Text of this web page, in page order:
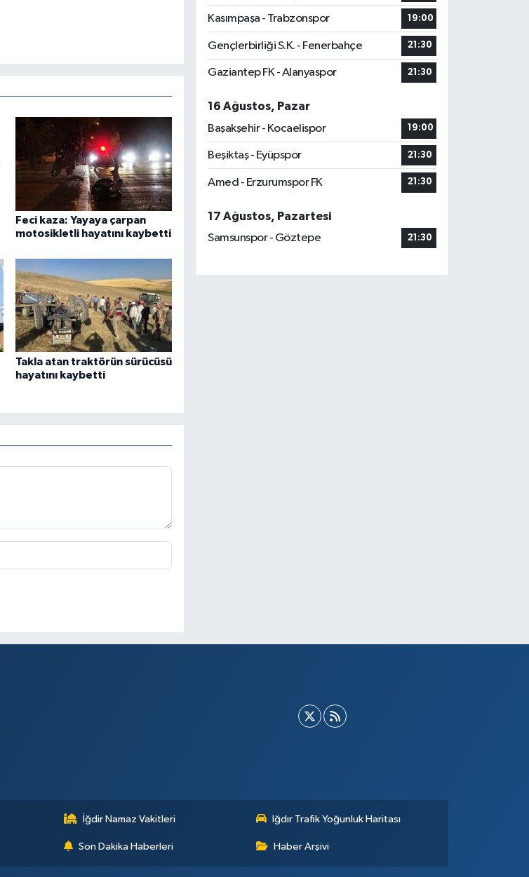
Feci kaza: Yayaya çarpan
motosikletli hayatını kaybetti
Takla atan traktörün sürücüsü
hayatını kaybetti
Kasımpaşa - Trabzonspor 19:00
Gençlerbirliği S.K. - Fenerbahçe 21:30
Gaziantep FK - Alanyaspor 21:30
16 Ağustos, Pazar
Başakşehir - Kocaelispor
19:00
Beşiktaş - Eyüpspor 21:30
Amed - Erzurumspor FK 21:30
17 Ağustos, Pazartesi
Samsunspor - Göztepe
21:30
İğdir Namaz Vakitleri Iğdır Trafik Yoğunluk Haritası
Son Dakika Haberleri Haber Arşivi